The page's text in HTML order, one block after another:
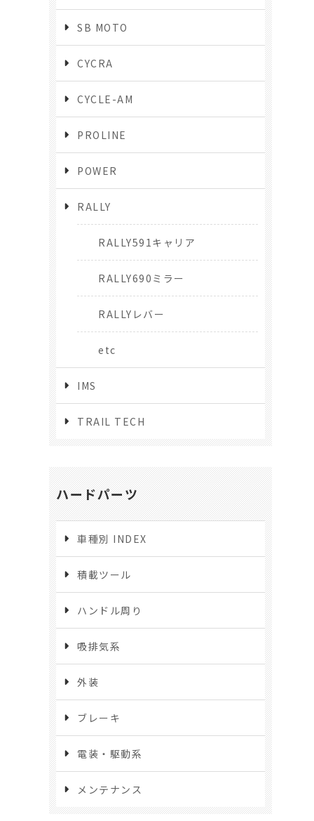
SB MOTO
CYCRA
CYCLE-AM
PROLINE
POWER
RALLY
RALLY591キャリア
RALLY690ミラー
RALLYレバー
etc
IMS
TRAIL TECH
ハードパーツ
車種別 INDEX
積載ツール
ハンドル周り
吸排気系
外装
ブレーキ
電装・駆動系
メンテナンス